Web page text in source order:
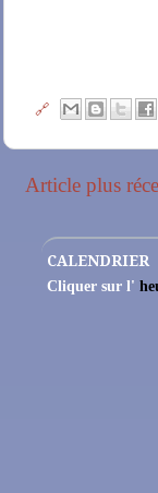
🔗
Article plus
CALENDRIER
Cliquer sur l'